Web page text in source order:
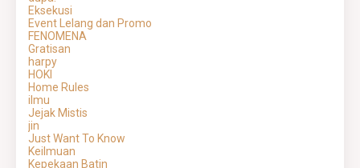
Eksekusi
Event Lelang dan Promo
FENOMENA
Gratisan
harpy
HOKI
Home Rules
ilmu
Jejak Mistis
jin
Just Want To Know
Keilmuan
Kepekaan Batin